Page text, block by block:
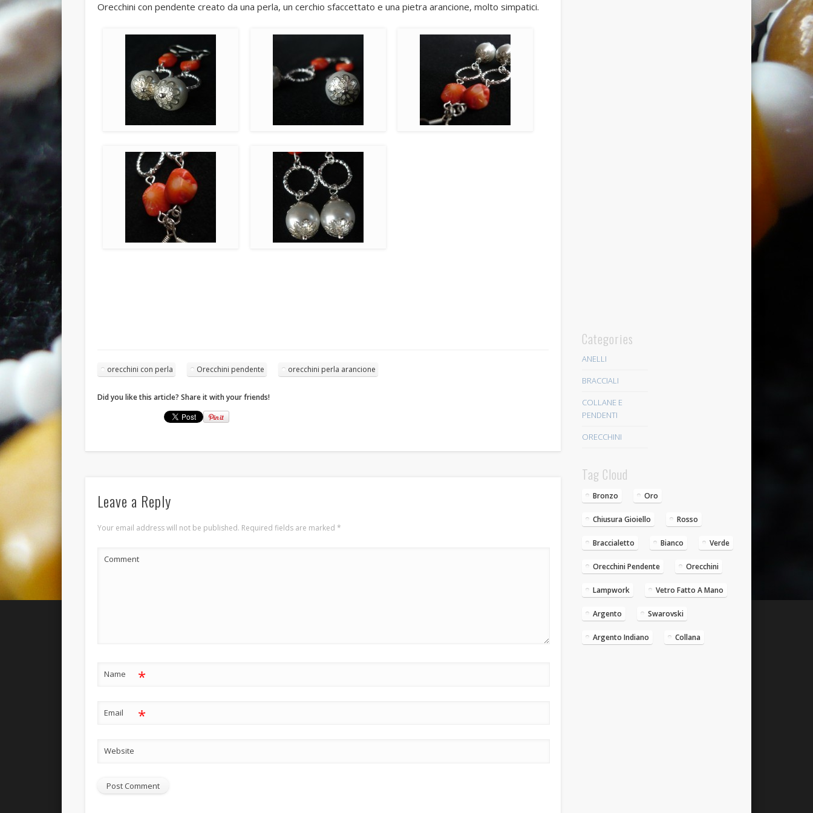
Archives
July 2014
January 2014
December 2013
November 2013
August 2013
July 2013
June 2013
Categories
EntriesRSS
Orecchini con pendente creato da una perla, un cerchio sfaccettato e una pietra arancione, molto simpatici.
orecchini con perla Orecchini pendente orecchini perla arancione
Did you like this article? Share it with your friends!
Leave a Reply
Your email address will not be published. Required fields are marked *
Comment
Name *
Email *
Website
Categories
ANELLI
BRACCIALI
COLLANE E
PENDENTI
ORECCHINI
Tag Cloud
Bronzo Oro
Chiusura Gioiello Rosso
Braccialetto Bianco Verde
Orecchini Pendente Orecchini
Lampwork Vetro Fatto A Mano
Argento Swarovski
Argento Indiano Collana